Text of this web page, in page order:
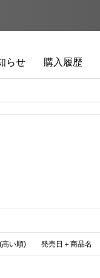
らせ 購入履歴
高い順) 発売日＋商品名